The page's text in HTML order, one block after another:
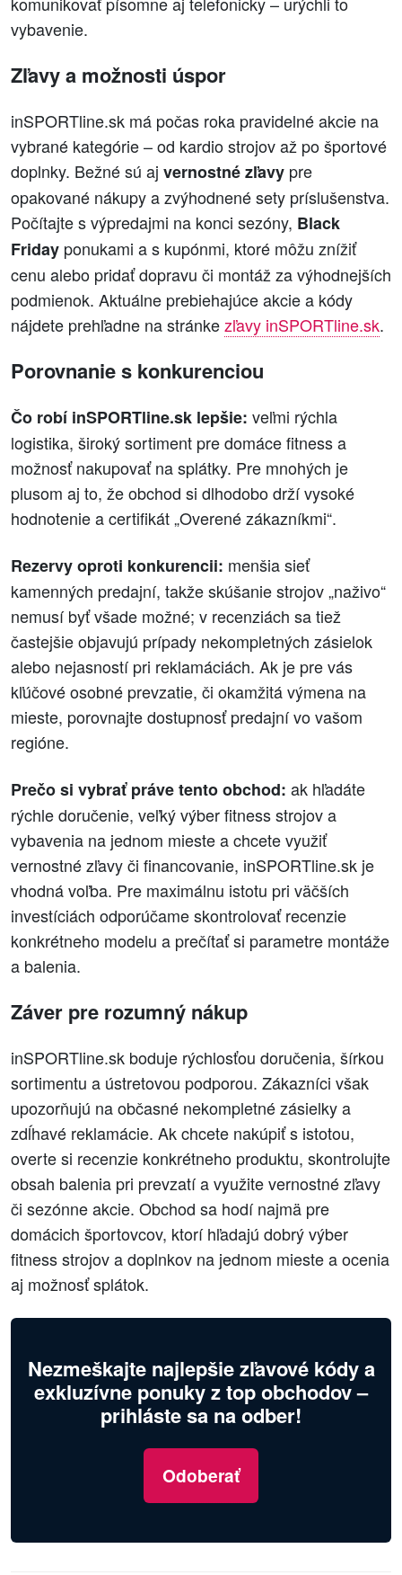
vybavenie.
Zľavy a možnosti úspor
inSPORTline.sk má počas roka pravidelné akcie na
vybrané kategórie – od kardio strojov až po športové
doplnky. Bežné sú aj vernostné zľavy pre
opakované nákupy a zvýhodnené sety príslušenstva.
Počítajte s výpredajmi na konci sezóny, Black
Friday ponukami a s kupónmi, ktoré môžu znížiť
cenu alebo pridať dopravu či montáž za výhodnejších
podmienok. Aktuálne prebiehajúce akcie a kódy
nájdete prehľadne na stránkezľavy inSPORTline.sk.
Porovnanie s konkurenciou
Čo robí inSPORTline.sk lepšie: veľmi rýchla
logistika, široký sortiment pre domáce fitness a
možnosť nakupovať na splátky. Pre mnohých je
plusom aj to, že obchod si dlhodobo drží vysoké
hodnotenie a certifikát „Overené zákazníkmi“.
Rezervy oproti konkurencii: menšia sieť
kamenných predajní, takže skúšanie strojov „naživo“
nemusí byť všade možné; v recenziách sa tiež
častejšie objavujú prípady nekompletných zásielok
alebo nejasností pri reklamáciách. Ak je pre vás
kľúčové osobné prevzatie, či okamžitá výmena na
mieste, porovnajte dostupnosť predajní vo vašom
regióne.
Prečo si vybrať práve tento obchod: ak hľadáte
rýchle doručenie, veľký výber fitness strojov a
vybavenia na jednom mieste a chcete využiť
vernostné zľavy či financovanie, inSPORTline.sk je
vhodná voľba. Pre maximálnu istotu pri väčších
investíciách odporúčame skontrolovať recenzie
konkrétneho modelu a prečítať si parametre montáže
a balenia.
Záver pre rozumný nákup
inSPORTline.sk boduje rýchlosťou doručenia, šírkou
sortimentu a ústretovou podporou. Zákazníci však
upozorňujú na občasné nekompletné zásielky a
zdĺhavé reklamácie. Ak chcete nakúpiť s istotou,
overte si recenzie konkrétneho produktu, skontrolujte
obsah balenia pri prevzatí a využite vernostné zľavy
či sezónne akcie. Obchod sa hodí najmä pre
domácich športovcov, ktorí hľadajú dobrý výber
fitness strojov a doplnkov na jednom mieste a ocenia
aj možnosť splátok.
Nezmeškajte najlepšie zľavové kódy a
exkluzívne ponuky z top obchodov –
prihláste sa na odber!
Odoberať